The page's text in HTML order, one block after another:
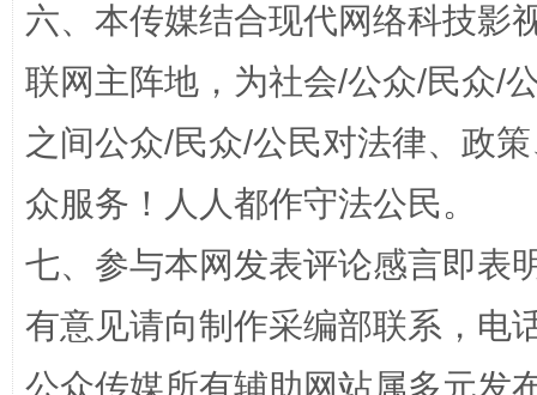
“蜀中异人”王建安的艺术幻境
六、本传媒结合现代网络科技影
联网主阵地，为社会/公众/民众/
之间公众/民众/公民对法律、政
众服务！人人都作守法公民。
七、参与本网发表评论感言即表
有意见请向制作采编部联系，电
公众传媒所有辅助网站属多元发